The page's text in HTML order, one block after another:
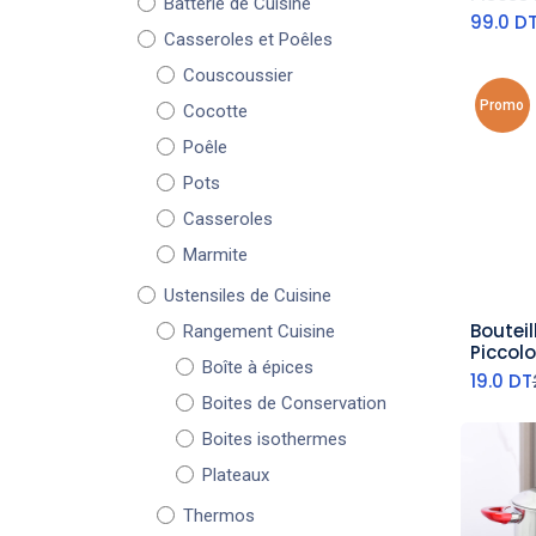
Casseroles et Poêles
Couscoussier
Cocotte
Poêle
Pots
Casseroles
Marmite
Ustensiles de Cuisine
Rangement Cuisine
Boîte à épices
Boites de Conservation
Boites isothermes
Plateaux
Thermos
99.0
Promo
19.0 DT